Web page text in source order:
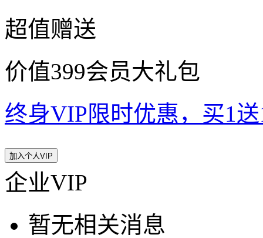
超值赠送
价值399会员大礼包
终身VIP限时优惠，买1
加入个人VIP
企业VIP
暂无相关消息